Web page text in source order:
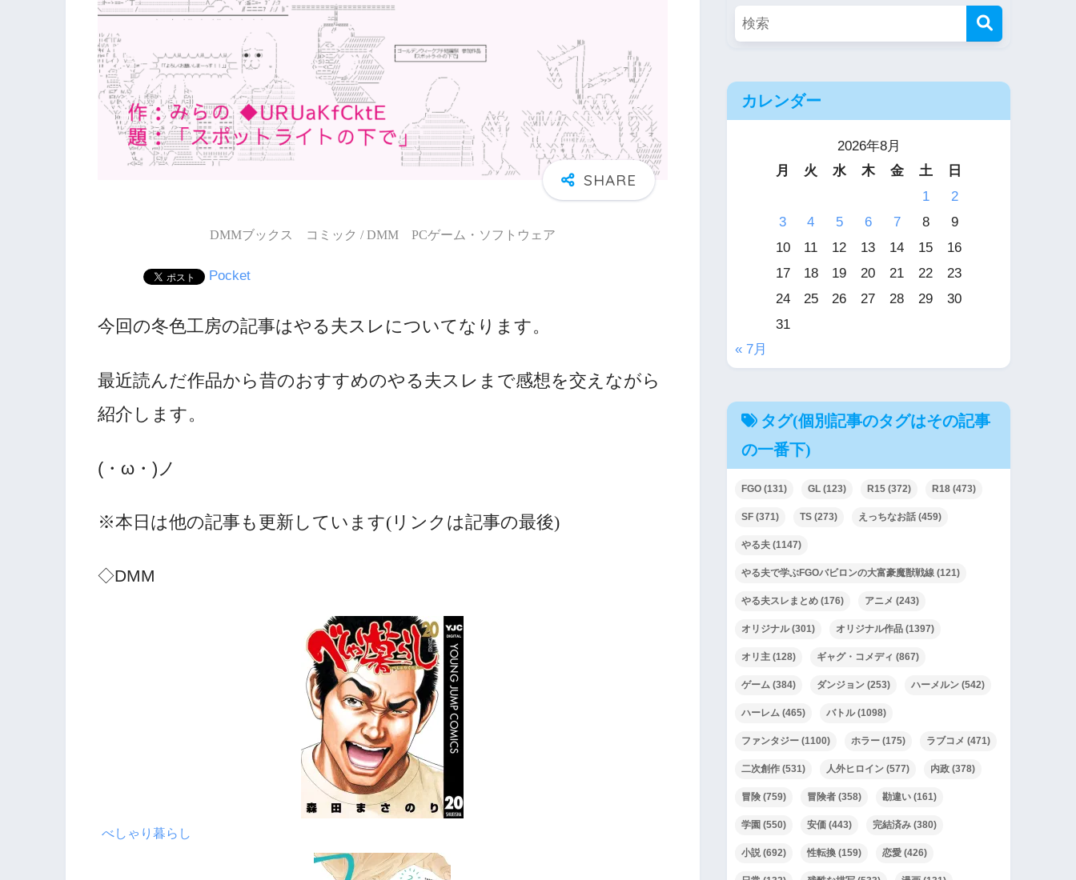
DMMブックス コミック / DMM PCゲーム・ソフトウェア
Pocket
今回の冬色工房の記事はやる夫スレについてなります。
最近読んだ作品から昔のおすすめのやる夫スレまで感想を交えながら
紹介します。
(・ω・)ノ
※本日は他の記事も更新しています(リンクは記事の最後)
◇DMM
べしゃり暮らし
カレンダー
2026年8月
月
火 水 木 金 土
日
1
2
3
4 5 6 7 8
9
10
11 12 13 14 15
16
17
18 19 20 21 22
23
24
25 26 27 28 29
30
31
« 7月
タグ(個別記事のタグはその記事
の一番下)
FGO (131) GL (123) R15 (372) R18 (473)
SF (371) TS (273) えっちなお話 (459)
やる夫 (1147)
やる夫で学ぶFGOバビロンの大富豪魔獣戦線 (121)
やる夫スレまとめ (176) アニメ (243)
オリジナル(301) オリジナル作品 (1397)
オリ主 (128) ギャグ・コメディ (867)
ゲーム (384) ダンジョン (253) ハーメルン (542)
ハーレム (465) バトル(1098)
ファンタジー (1100) ホラー (175) ラブコメ (471)
二次創作 (531) 人外ヒロイン (577) 内政 (378)
冒険 (759) 冒険者 (358) 勘違い (161)
学園 (550) 安価 (443) 完結済み (380)
小説(692) 性転換 (159) 恋愛 (426)